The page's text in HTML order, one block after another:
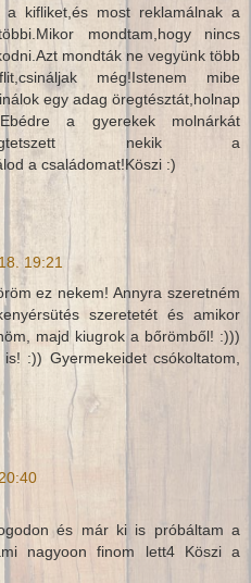
kifliket,és most reklamálnak a
mondtam,hogy nincs
mondták ne vegyünk több
még!Istenem mibe
egy adag öregtésztát,holnap
a gyerekek molnárkát
nekik a
a családomat!Köszi :)
19:21
ez nekem! Annyra szeretném
szeretetét és amikor
majd kiugrok a bőrömből! :)))
:)) Gyermekeidet csókoltatom,
és már ki is próbáltam a
nagyoon finom lett4 Köszi a